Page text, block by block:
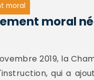
moral
moral
2019, la
qui a